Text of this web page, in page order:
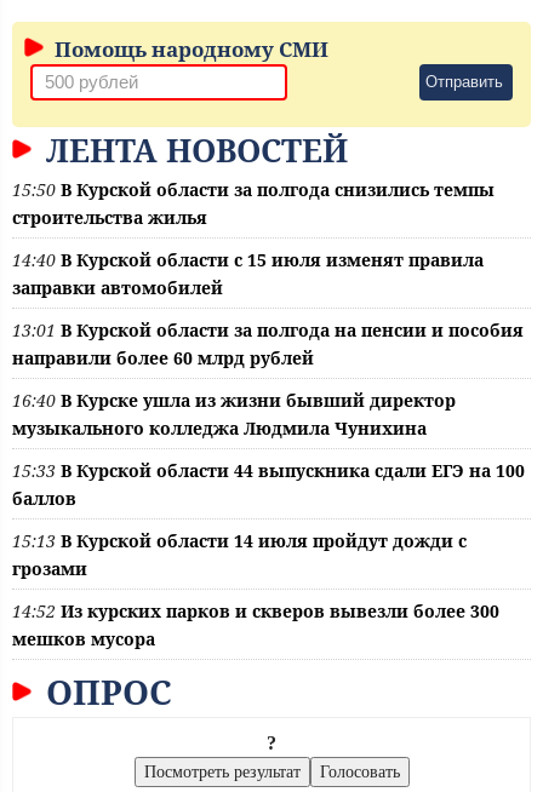
Помощь народному СМИ
Отправить
ЛЕНТА НОВОСТЕЙ
15:50 В Курской области за полгода снизились темпы
строительства жилья
14:40 В Курской области с 15 июля изменят правила
заправки автомобилей
13:01 В Курской области за полгода на пенсии и пособия
направили более 60 млрд рублей
16:40 В Курске ушла из жизни бывший директор
музыкального колледжа Людмила Чунихина
15:33 В Курской области 44 выпускника сдали ЕГЭ на 100
баллов
15:13 В Курской области 14 июля пройдут дожди с
грозами
14:52 Из курских парков и скверов вывезли более 300
мешков мусора
ОПРОС
?